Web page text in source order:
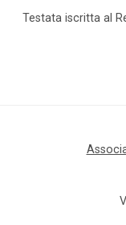
Testata iscritta al